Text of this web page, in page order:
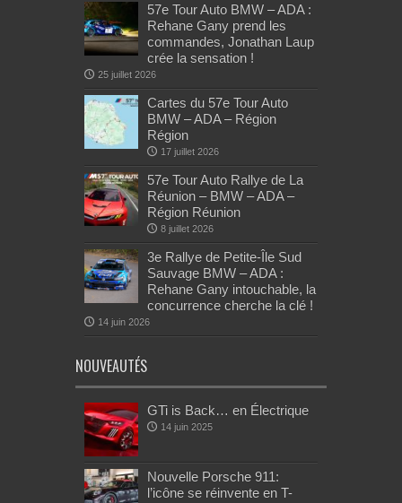
57e Tour Auto BMW – ADA :
Rehane Gany prend les
commandes, Jonathan Laup
crée la sensation !
25 juillet 2026
Cartes du 57e Tour Auto
BMW – ADA – Région
Région
17 juillet 2026
57e Tour Auto Rallye de La
Réunion – BMW – ADA –
Région Réunion
8 juillet 2026
3e Rallye de Petite-Île Sud
Sauvage BMW – ADA :
Rehane Gany intouchable, la
concurrence cherche la clé !
14 juin 2026
NOUVEAUTÉS
GTi is Back… en Électrique
14 juin 2025
Nouvelle Porsche 911:
l’icône se réinvente en T-